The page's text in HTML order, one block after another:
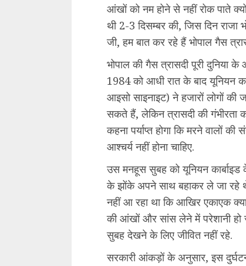
आंखों को नम होने से नहीं रोक पाते
थी 2-3 दिसम्बर की, जिस दिन
जी, हम बात कर रहे हैं भोपाल गैस
भोपाल की गैस त्रासदी पूरी दुनिया के
1984 को आधी रात के बाद यूनियन
आइसो साइनाइट) ने हजारों लोगों
सकते हैं, लेकिन त्रासदी की गंभीरता
कहना पर्याप्त होगा कि मरने वालों की
आश्चर्य नहीं होना चाहिए.
उस मनहूस सुबह को यूनियन कार्बाइड
के झोंके अपने साथ बहाकर ले जा रहे
नहीं आ रहा था कि आखिर एकाएक
की आंखों और सांस लेने में परेशानी हो
सुबह देखने के लिए जीवित नहीं रहे.
सरकारी आंकड़ों के अनुसार, इस